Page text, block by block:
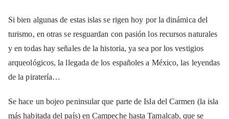
Si bien algunas de estas islas se rigen hoy por la dinámica del
turismo, en otras se resguardan con pasión los recursos naturales
y en todas hay señales de la historia, ya sea por los vestigios
arqueológicos, la llegada de los españoles a México, las leyendas
de la piratería…
Se hace un bojeo peninsular que parte de Isla del Carmen (la isla
más habitada del país) en Campeche hasta Tamalcab, que se